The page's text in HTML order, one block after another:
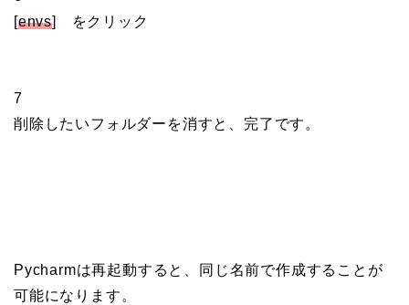
[envs] をクリック
7
削除したいフォルダーを消すと、完了です。
Pycharmは再起動すると、同じ名前で作成することが
可能になります。